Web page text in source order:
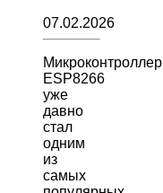
07.02.2026
Микроконтроллер
ESP8266
уже
давно
стал
одним
из
самых